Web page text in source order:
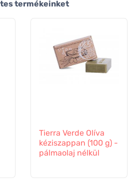
termékeinket
Tierra Verde Olíva
kéziszappan (100 g) -
pálmaolaj nélkül